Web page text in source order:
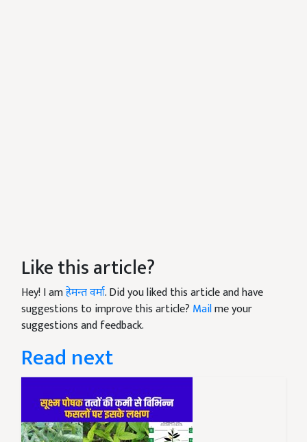
Like this article?
Hey! I amहेमन्त वर्मा. Did you liked this article and have
suggestions to improve this article? Mailme your
suggestions and feedback.
Read next